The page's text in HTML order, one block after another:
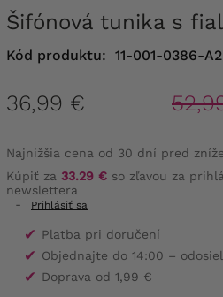
Šifónová tunika s
Kód produktu: 11-001-0386-A2
36,99 €
Najnižšia cena od 30 dní pred
Kúpiť za 33.29 € so zľavou za
newslettera
-
Prihlásiť sa
✔ Platba pri doručení
✔ Objednajte do 14:00 –
✔ Doprava od 1,99 €